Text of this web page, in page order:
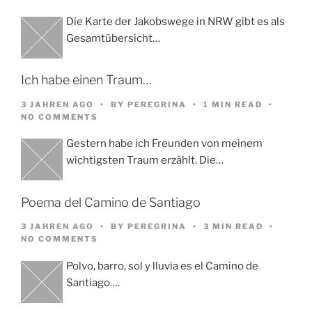
Die Karte der Jakobswege in NRW gibt es als
Gesamtübersicht…
Ich habe einen Traum…
3 JAHREN AGO BY PEREGRINA
1 MIN READ
NO COMMENTS
Gestern habe ich Freunden von meinem
wichtigsten Traum erzählt. Die…
Poema del Camino de Santiago
3 JAHREN AGO BY PEREGRINA
3 MIN READ
NO COMMENTS
Polvo, barro, sol y lluvia es el Camino de
Santiago….